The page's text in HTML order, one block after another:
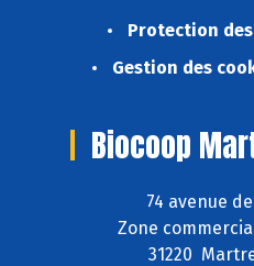
Protection
Gestion des
Biocoop
74 avenue
Zone
31220